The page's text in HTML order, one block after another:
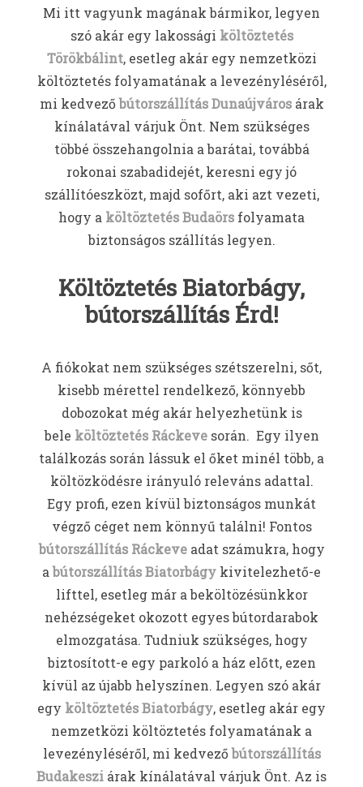
Mi itt vagyunk magának bármikor, legyen
szó akár egy lakossági költöztetés
Törökbálint, esetleg akár egy nemzetközi
költöztetés folyamatának a levezényléséről,
mi kedvezőbútorszállítás Dunaújvárosárak
kínálatával várjuk Önt. Nem szükséges
többé összehangolnia a barátai, továbbá
rokonai szabadidejét, keresni egy jó
szállítóeszközt, majd sofőrt, aki azt vezeti,
hogy a költöztetés Budaörs folyamata
biztonságos szállítás legyen.
Költöztetés Biatorbágy,
bútorszállítás Érd!
A fiókokat nem szükséges szétszerelni, sőt,
kisebb mérettel rendelkező, könnyebb
dobozokat még akár helyezhetünk is
bele költöztetés Ráckevesorán. Egy ilyen
találkozás során lássuk el őket minél több, a
költözködésre irányuló releváns adattal.
Egy profi, ezen kívül biztonságos munkát
végző céget nem könnyű találni! Fontos
bútorszállítás Ráckeveadat számukra, hogy
abútorszállítás Biatorbágy kivitelezhető-e
lifttel, esetleg már a beköltözésünkkor
nehézségeket okozott egyes bútordarabok
elmozgatása. Tudniuk szükséges, hogy
biztosított-e egy parkoló a ház előtt, ezen
kívül az újabb helyszínen. Legyen szó akár
egy költöztetés Biatorbágy, esetleg akár egy
nemzetközi költöztetés folyamatának a
levezényléséről, mi kedvezőbútorszállítás
Budakeszi árak kínálatával várjuk Önt. Az is